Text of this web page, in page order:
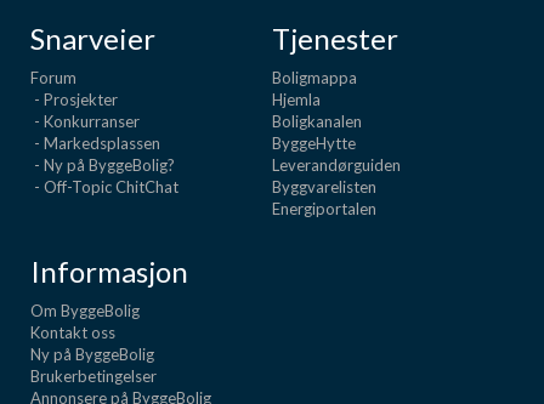
Snarveier
Forum
- Prosjekter
- Konkurranser
- Markedsplassen
- Ny på ByggeBolig?
- Off-Topic ChitChat
Tjenester
Boligmappa
Hjemla
Boligkanalen
ByggeHytte
Leverandørguiden
Byggvarelisten
Energiportalen
Informasjon
Om ByggeBolig
Kontakt oss
Ny på ByggeBolig
Brukerbetingelser
Annonsere på ByggeBolig